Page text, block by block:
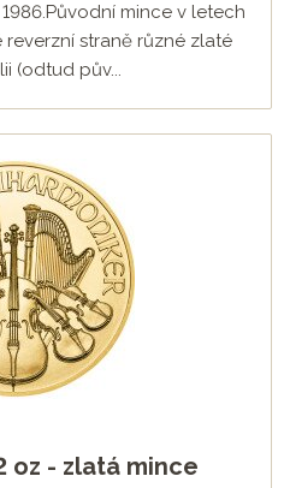
mince v letech
reverzní straně různé zlaté
(odtud pův...
oz - zlatá mince